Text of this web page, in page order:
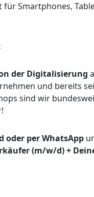
für Smartphones,
der Digitalisierung
und bereits
sind wir
oder per WhatsApp
(m/w/d) +